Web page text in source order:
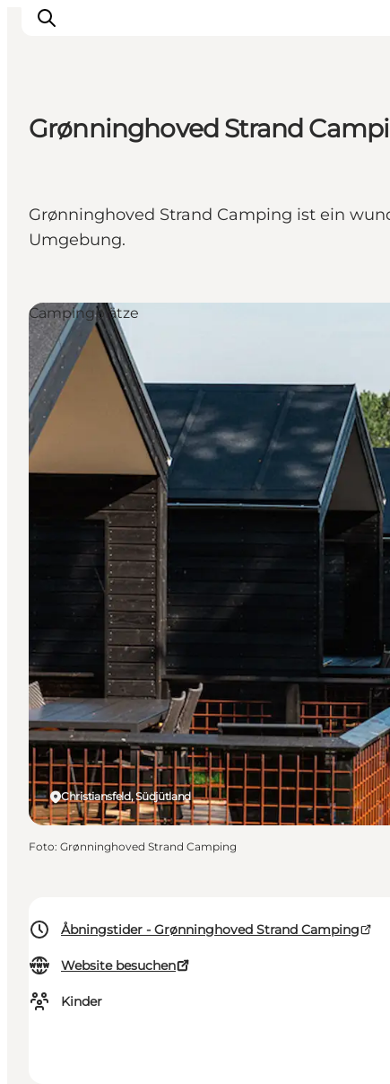
Erlebnisse
Unterkünfte
Reiseplanung
Grønninghoved Strand
Grønninghoved Strand Camping ist ein
Umgebung.
Åbningstider - Grønninghoved Strand Camping
Website besuchen
Kinder
Christiansfeld, Südjütland
Campingplätze
Foto: Grønninghoved Strand Camping